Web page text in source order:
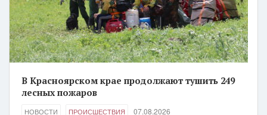
В Красноярском крае продолжают тушить 249
лесных пожаров
НОВОСТИ ПРОИСШЕСТВИЯ 07.08.2026